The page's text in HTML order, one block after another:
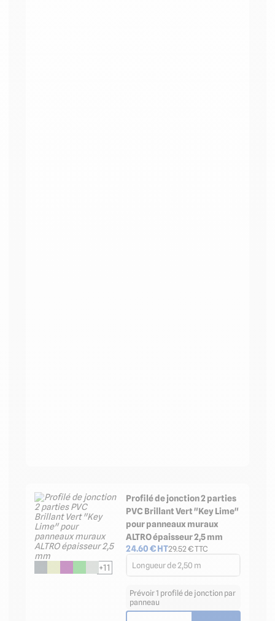
+11
Profilé de jonction 2 parties
PVC Brillant Vert "Key Lime"
pour panneaux muraux
ALTRO épaisseur 2,5 mm
24.60€ HT29.52€ TTC
Longueur de 2,50 m
Prévoir 1 profilé de jonction par
panneau